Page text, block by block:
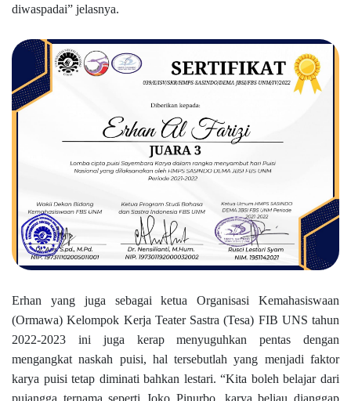
diwaspadai” jelasnya.
Erhan yang juga sebagai ketua Organisasi Kemahasiswaan
(Ormawa) Kelompok Kerja Teater Sastra (Tesa) FIB UNS tahun
2022-2023 ini juga kerap menyuguhkan pentas dengan
mengangkat naskah puisi, hal tersebutlah yang menjadi faktor
karya puisi tetap diminati bahkan lestari. “Kita boleh belajar dari